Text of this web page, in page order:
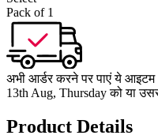
Pack of 1
अभी आर्डर करने पर पाएं ये आइटम
13th Aug, Thursday को या
Product Details